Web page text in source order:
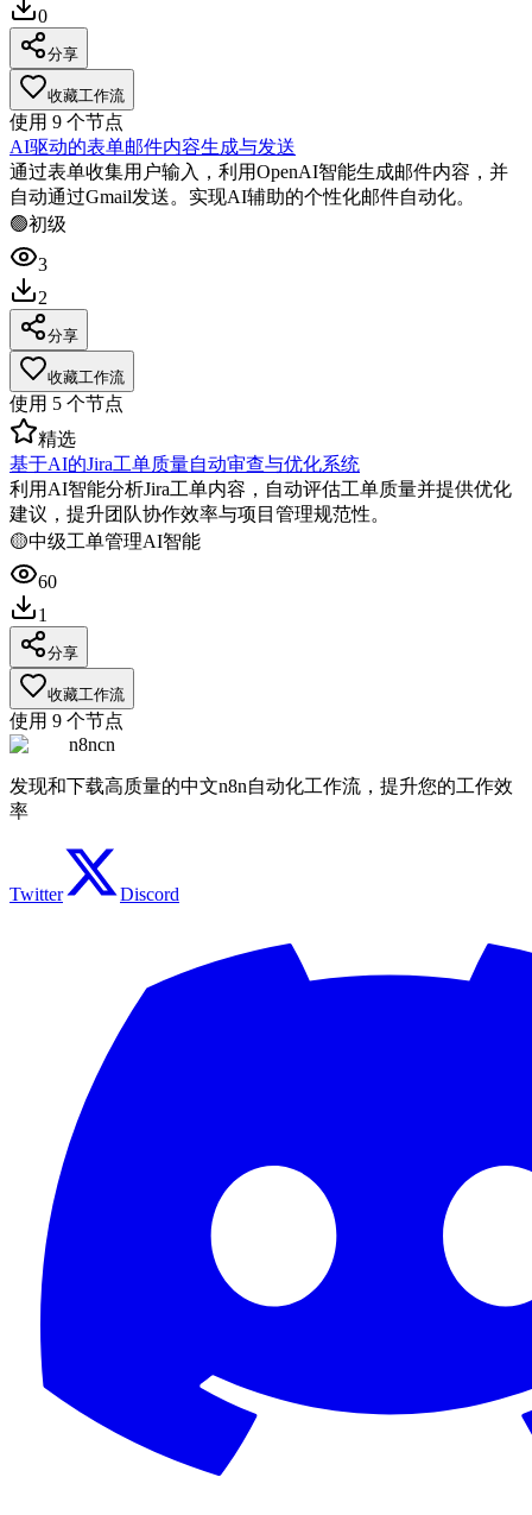
0
分享
收藏工作流
使用 9 个节点
AI驱动的表单邮件内容生成与发送
通过表单收集用户输入，利用OpenAI智能生成邮件内容，并
自动通过Gmail发送。实现AI辅助的个性化邮件自动化。
🟢初级
3
2
分享
收藏工作流
使用 5 个节点
精选
基于AI的Jira工单质量自动审查与优化系统
利用AI智能分析Jira工单内容，自动评估工单质量并提供优化
建议，提升团队协作效率与项目管理规范性。
🟡中级工单管理AI智能
60
1
分享
收藏工作流
使用 9 个节点
n8ncn
发现和下载高质量的中文n8n自动化工作流，提升您的工作效
率
Twitter Discord